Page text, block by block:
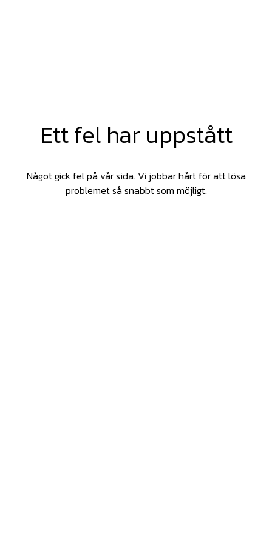
Ett fel har uppstått
Något gick fel på vår sida. Vi jobbar hårt för att lösa
problemet så snabbt som möjligt.